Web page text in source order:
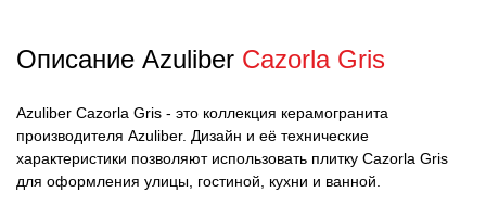
Описание Azuliber Cazorla Gris
Azuliber Cazorla Gris - это коллекция керамогранита
производителя Azuliber. Дизайн и её технические
характеристики позволяют использовать плитку Cazorla Gris
для оформления улицы, гостиной, кухни и ванной.